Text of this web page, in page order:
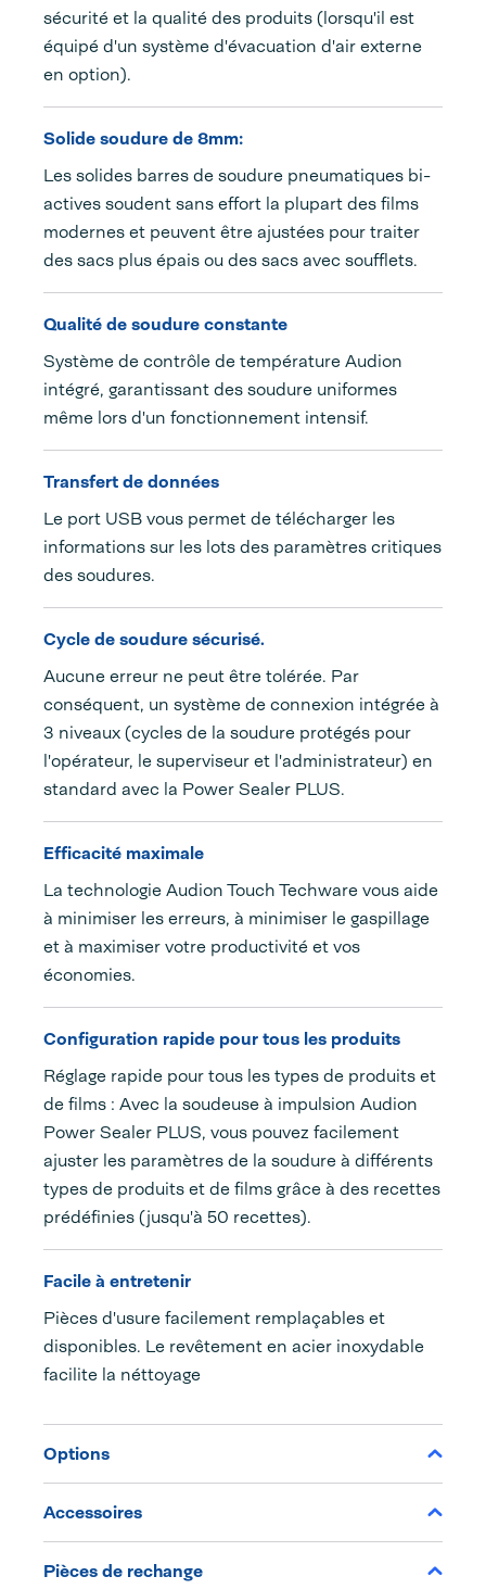
sécurité et la qualité des produits (lorsqu'il est
équipé d'un système d'évacuation d'air externe
en option).
Solide soudure de 8mm:
Les solides barres de soudure pneumatiques bi-
actives soudent sans effort la plupart des films
modernes et peuvent être ajustées pour traiter
des sacs plus épais ou des sacs avec soufflets.
Qualité de soudure constante
Système de contrôle de température Audion
intégré, garantissant des soudure uniformes
même lors d'un fonctionnement intensif.
Transfert de données
Le port USB vous permet de télécharger les
informations sur les lots des paramètres critiques
des soudures.
Cycle de soudure sécurisé.
Aucune erreur ne peut être tolérée. Par
conséquent, un système de connexion intégrée à
3 niveaux (cycles de la soudure protégés pour
l'opérateur, le superviseur et l'administrateur) en
standard avec la Power Sealer PLUS.
Efficacité maximale
La technologie Audion Touch Techware vous aide
à minimiser les erreurs, à minimiser le gaspillage
et à maximiser votre productivité et vos
économies.
Configuration rapide pour tous les produits
Réglage rapide pour tous les types de produits et
de films : Avec la soudeuse à impulsion Audion
Power Sealer PLUS, vous pouvez facilement
ajuster les paramètres de la soudure à différents
types de produits et de films grâce à des recettes
prédéfinies (jusqu'à 50 recettes).
Facile à entretenir
Pièces d'usure facilement remplaçables et
disponibles. Le revêtement en acier inoxydable
facilite la néttoyage
Options
Accessoires
Pièces de rechange